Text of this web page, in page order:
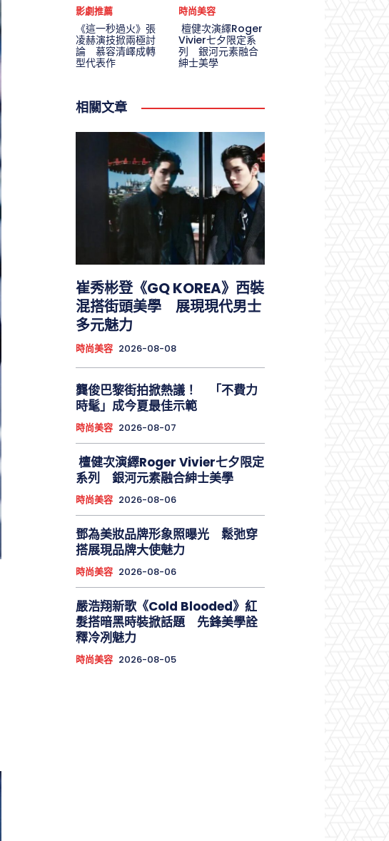
影劇推薦
《這一秒過火》張
凌赫演技掀兩極討
論 慕容清嶧成轉
型代表作
時尚美容
檀健次演繹Roger
Vivier七夕限定系
列 銀河元素融合
紳士美學
相關文章
崔秀彬登《GQ KOREA》西裝
混搭街頭美學 展現現代男士
多元魅力
時尚美容 2026-08-08
龔俊巴黎街拍掀熱議！ 「不費力
時髦」成今夏最佳示範
時尚美容 2026-08-07
檀健次演繹Roger Vivier七夕限定
系列 銀河元素融合紳士美學
時尚美容 2026-08-06
鄧為美妝品牌形象照曝光 鬆弛穿
搭展現品牌大使魅力
時尚美容 2026-08-06
嚴浩翔新歌《Cold Blooded》紅
髮搭暗黑時裝掀話題 先鋒美學詮
釋冷冽魅力
時尚美容 2026-08-05